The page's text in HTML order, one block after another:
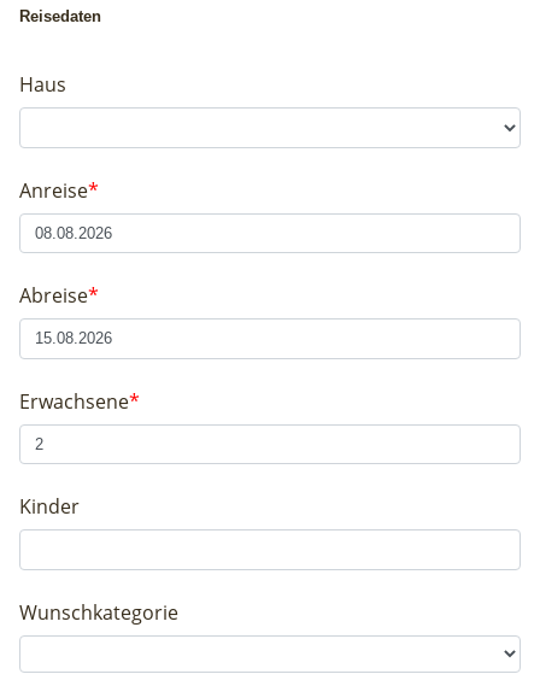
Reisedaten
Haus
Anreise*
Abreise*
Erwachsene*
Kinder
Wunsch­kategorie